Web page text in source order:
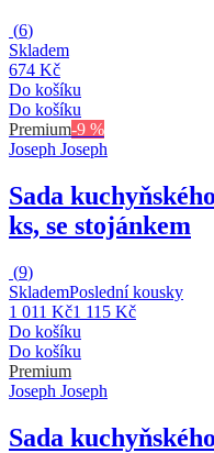
(6)
Skladem
674 Kč
Do košíku
Do košíku
Premium-9 %
Joseph Joseph
Sada
ks, se stojánkem
(9)
SklademPoslední kousky
1 011 Kč1 115 Kč
Do košíku
Do košíku
Premium
Joseph Joseph
Sada